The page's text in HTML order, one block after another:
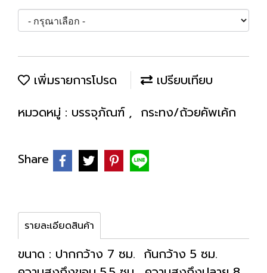
เพิ่มรายการโปรด
เปรียบเทียบ
หมวดหมู่ : บรรจุภัณฑ์ , กระทง/ถ้วยคัพเค้ก
Share
รายละเอียดสินค้า
ขนาด : ปากกว้าง 7 ซม. ก้นกว้าง 5 ซม.